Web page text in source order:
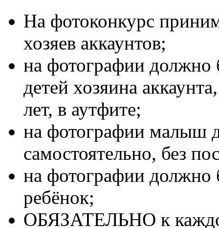
На фотоконкурс
хозяев аккаунтов;
на фотографии должно
детей хозяина
лет, в аутфите;
на фотографии малыш
самостоятельно, без
на фотографии должно
ребёнок;
ОБЯЗАТЕЛЬНО к